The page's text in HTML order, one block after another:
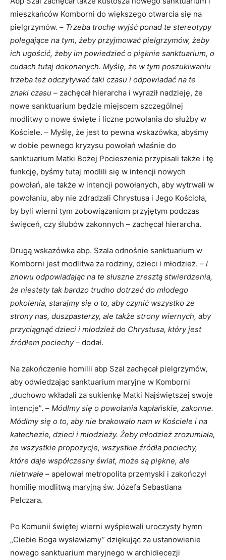
mieszkańców Komborni do większego otwarcia się na
pielgrzymów. – Trzeba trochę wyjść ponad te stereotypy
polegające na tym, żeby przyjmować pielgrzymów, żeby
ich ugościć, żeby im powiedzieć o pięknie sanktuarium, o
cudach tutaj dokonanych. Myślę, że w tym poszukiwaniu
trzeba też odczytywać taki czasu i odpowiadać na te
znaki czasu – zachęcał hierarcha i wyraził nadzieję, że
nowe sanktuarium będzie miejscem szczególnej
modlitwy o nowe święte i liczne powołania do służby w
Kościele. – Myślę, że jest to pewna wskazówka, abyśmy
w dobie pewnego kryzysu powołań właśnie do
sanktuarium Matki Bożej Pocieszenia przypisali także i tę
funkcję, byśmy tutaj modlili się w intencji nowych
powołań, ale także w intencji powołanych, aby wytrwali w
powołaniu, aby nie zdradzali Chrystusa i Jego Kościoła,
by byli wierni tym zobowiązaniom przyjętym podczas
święceń, czy ślubów zakonnych – zachęcał hierarcha.
Drugą wskazówka abp. Szala odnośnie sanktuarium w
Komborni jest modlitwa za rodziny, dzieci i młodzież. – I
znowu odpowiadając na te słuszne zresztą stwierdzenia,
że niestety tak bardzo trudno dotrzeć do młodego
pokolenia, starajmy się o to, aby czynić wszystko ze
strony nas, duszpasterzy, ale także strony wiernych, aby
przyciągnąć dzieci i młodzież do Chrystusa, który jest
źródłem pociechy– dodał.
Na zakończenie homilii abp Szal zachęcał pielgrzymów,
aby odwiedzając sanktuarium maryjne w Komborni
„duchowo wkładali za sukienkę Matki Najświętszej swoje
intencje”. – Módlmy się o powołania kapłańskie, zakonne.
Módlmy się o to, aby nie brakowało nam w Kościele i na
katechezie, dzieci i młodzieży. Żeby młodzież zrozumiała,
że wszystkie propozycje, wszystkie źródła pociechy,
które daje współczesny świat, może są piękne, ale
nietrwałe – apelował metropolita przemyski i zakończył
homilię modlitwą maryjną św. Józefa Sebastiana
Pelczara.
Po Komunii świętej wierni wyśpiewali uroczysty hymn
„Ciebie Boga wysławiamy” dziękując za ustanowienie
nowego sanktuarium maryjnego w archidiecezji